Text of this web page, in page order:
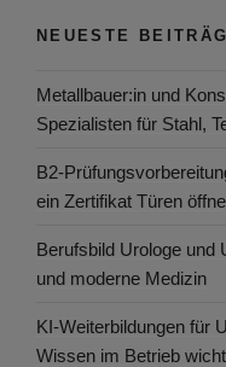
NEUESTE
Metallbauer:in und
Spezialisten für Stahl,
B2-
ein Zertifikat Türen
Berufsbild Urologe und
und moderne Medizin
KI-Weiterbildungen für
Wissen im Betrieb